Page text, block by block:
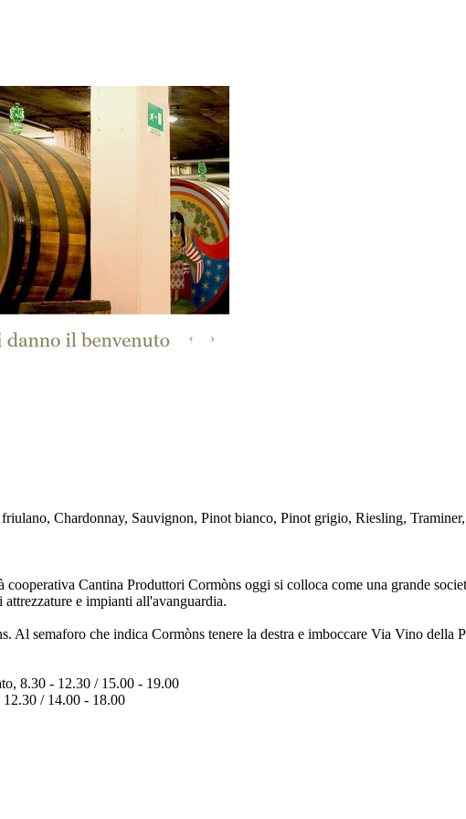
Chardonnay, Sauvignon, Pinot bianco, Pinot grigio, Riesling,
Cantina Produttori Cormòns oggi si colloca come una grande
e impianti all'avanguardia.
Al semaforo che indica Cormòns tenere la destra e imboccare Via Vino della
8.30 - 12.30 / 15.00 - 19.00
/ 14.00 - 18.00